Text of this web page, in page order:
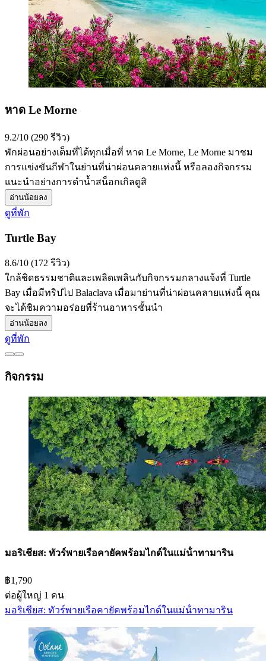
หาด Le Morne
9.2/10 (290 รีวิว)
พักผ่อนอย่างเต็มที่ได้ทุกเมื่อที่ หาด Le Morne, Le Morne มาชม
การแข่งขันกีฬาในย่านที่น่าผ่อนคลายแห่งนี้ หรือลองกิจกรรม
แนะนำอย่างการดำน้ำสน็อกเกิลดูสิ
อ่านน้อยลง
ดูที่พัก
Turtle Bay
8.6/10 (172 รีวิว)
ใกล้ชิดธรรมชาติและเพลิดเพลินกับกิจกรรมกลางแจ้งที่ Turtle
Bay เมื่อมีทริปไป Balaclava เมื่อมาย่านที่น่าผ่อนคลายแห่งนี้ คุณ
จะได้ชิมความอร่อยที่ร้านอาหารชั้นนำ
อ่านน้อยลง
ดูที่พัก
กิจกรรม
มอริเชียส: ทัวร์พายเรือคายัคพร้อมไกด์ในแม่น้ําทามาริน
฿1,790
ต่อผู้ใหญ่ 1 คน
มอริเชียส: ทัวร์พายเรือคายัคพร้อมไกด์ในแม่น้ําทามาริน